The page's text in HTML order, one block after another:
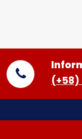
(+58)